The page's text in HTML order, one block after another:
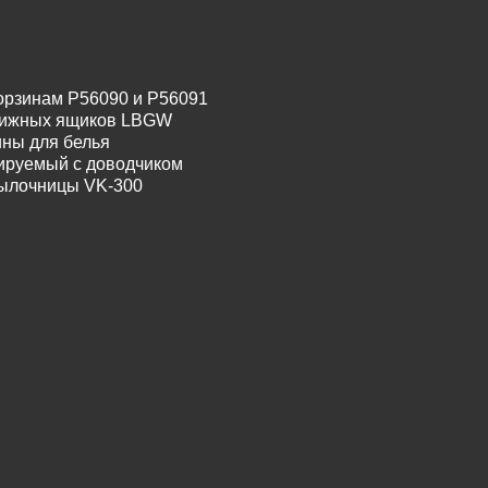
P56090 и P56091
ящиков LBGW
для белья
с доводчиком
VK-300